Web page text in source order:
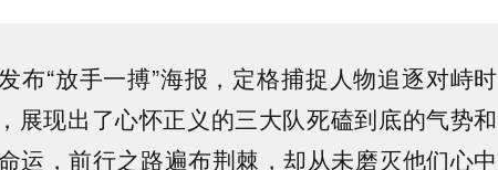
“放手一搏”海报，定格捕捉人物追逐对峙时
展现出了心怀正义的三大队死磕到底的气势和
运，前行之路遍布荆棘，却从未磨灭他们心中